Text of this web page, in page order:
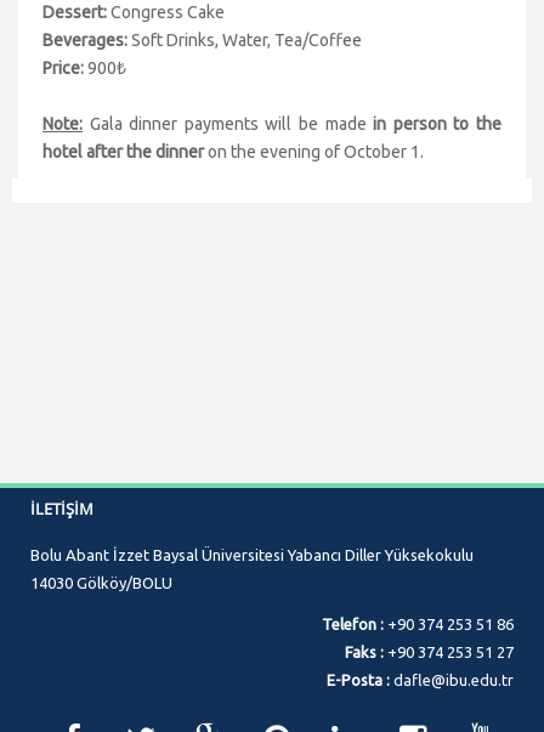
Dessert:Congress Cake
Beverages:Soft Drinks, Water, Tea/Coffee
Price:900₺
Note: Gala dinner payments will be madein person to the
hotel after the dinneron the evening of October 1.
İLETIŞIM
Bolu Abant İzzet Baysal Üniversitesi Yabancı Diller Yüksekokulu
14030 Gölköy/BOLU
Telefon : +90 374 253 51 86
Faks : +90 374 253 51 27
E-Posta : dafle@ibu.edu.tr